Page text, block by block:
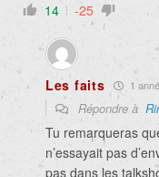
14 -25
Les faits 1
Répondre à
Tu remarqueras
n’essayait pas
pas dans les